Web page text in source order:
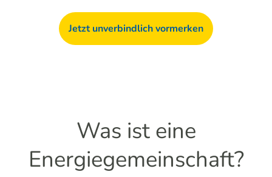
Jetzt unverbindlich vormerken
Was ist eine
Energiegemeinschaft?